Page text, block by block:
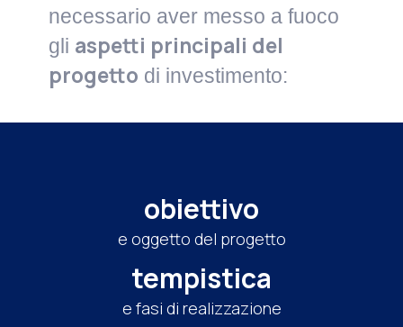
necessario aver messo a fuoco
gli aspetti principali del
progetto di investimento:
obiettivo
e oggetto del progetto
tempistica
e fasi di realizzazione